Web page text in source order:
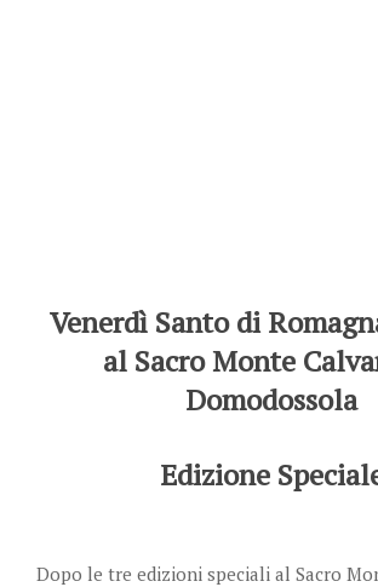
Venerdì Santo di
al Sacro Monte
Domodossola
Edizione
Dopo le tre edizioni speciali al Sacro